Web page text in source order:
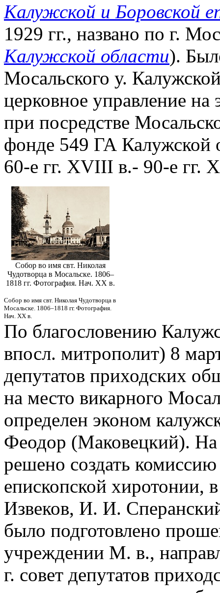
Калужской и Боровской
1929 гг., названо по г.
Калужской области).
Мосальского у.
церковное управление на
при посредстве
фонде 549 ГА Калужской
60-е гг. XVIII в.- 90-е гг.
Собор во имя свт. Николая
Чудотворца в Мосальске. 1806–
1818 гг. Фотография. Нач. XX в.
Собор во имя свт. Николая Чудотворца в
Мосальске. 1806–1818 гг. Фотография.
Нач. XX в.
По благословению
впосл. митрополит) 8
депутатов приходских
на место викарного
определен эконом
Феодор (Маковецкий). На
решено создать
епископской
Извеков, И. И.
было подготовлено
учреждении М. в.,
г. совет депутатов